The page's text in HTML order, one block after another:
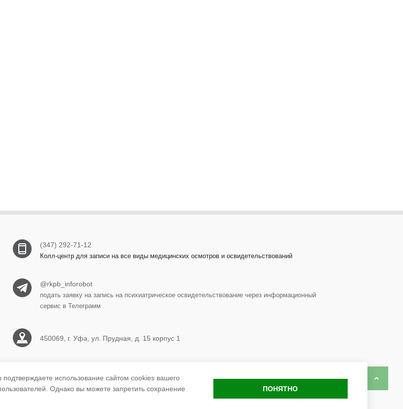
(347) 292-71-12
Колл-центр для записи на все виды медицинских осмотров и освидетельствований
@rkpb_inforobot
подать заявку на запись на психиатрическое освидетельствование через информационный
сервис в Телеграмм
450069, г. Уфа, ул. Прудная, д. 15 корпус 1
использование сайтом cookies вашего
Однако вы можете запретить сохранение
ПОНЯТНО